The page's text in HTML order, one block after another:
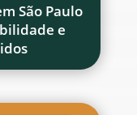
São Paulo
e